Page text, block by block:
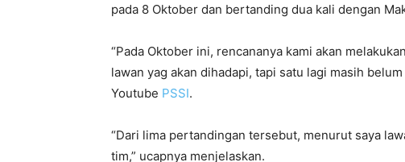
pada 8 Oktober dan bertanding dua kali dengan
“Pada Oktober ini, rencananya kami akan
lawan yag akan dihadapi, tapi satu lagi masih
Youtube PSSI.
“Dari lima pertandingan tersebut, menurut saya
tim,” ucapnya menjelaskan.